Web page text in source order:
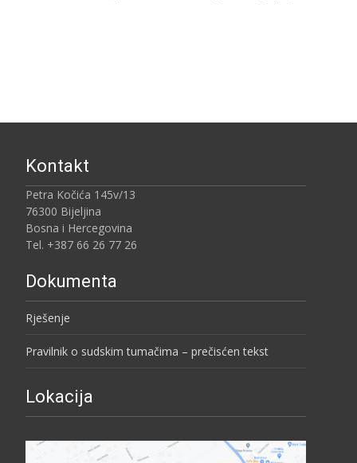
Kontakt
Petra Kočića 145v/13
76300 Bijeljina
Bosna i Hercegovina
Tel. +387 66 26 77 26
Dokumenta
Rješenje
Pravilnik o sudskim tumačima – prečisćen tekst
Lokacija